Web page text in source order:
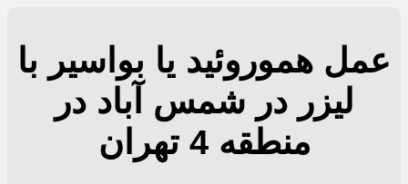
عمل هموروئید یا بواسیر با
لیزر در شمس آباد در
منطقه 4 تهران